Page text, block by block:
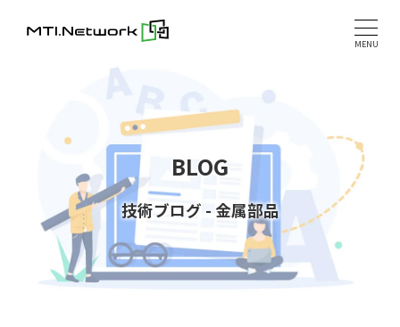
MENU
BLOG
技術ブログ - 金属部品